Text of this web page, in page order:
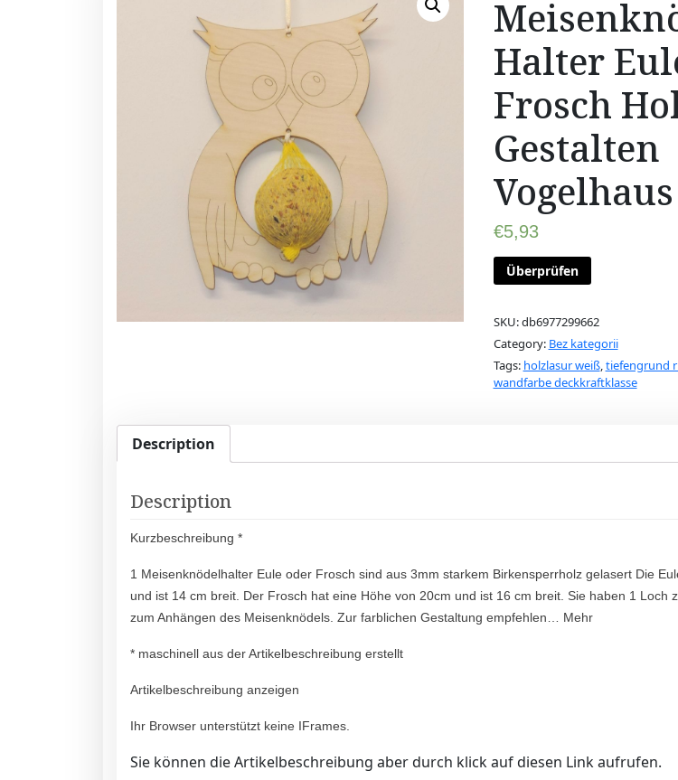
Halter
Frosch
Gestalten
Vogelhaus
€5,93
Überprüfen
SKU:db6977299662
Category: Bez kategorii
Tags: holzlasur weiß,tiefengrund
wandfarbe deckkraftklasse
Description
Description
Kurzbeschreibung *
1 Meisenknödelhalter Eule oder Frosch sind aus 3mm starkem Birkensperrholz gelasert Die
und ist 14 cm breit. Der Frosch hat eine Höhe von 20cm und ist 16 cm breit. Sie haben 1 Loch
zum Anhängen des Meisenknödels. Zur farblichen Gestaltung empfehlen… Mehr
* maschinell aus der Artikelbeschreibung erstellt
Artikelbeschreibung anzeigen
Ihr Browser unterstützt keine IFrames.
Sie können die Artikelbeschreibung aber durch klick auf diesen Link aufrufen.